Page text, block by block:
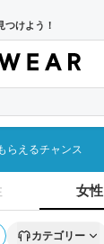
つけよう！
らえるチャンス
女性
カテゴリー